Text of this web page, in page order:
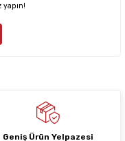
Geniş Ürün Yelpazesi